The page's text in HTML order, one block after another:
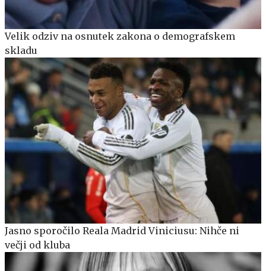
Velik odziv na osnutek zakona o demografskem
skladu
Jasno sporočilo Reala Madrid Viniciusu: Nihče ni
večji od kluba